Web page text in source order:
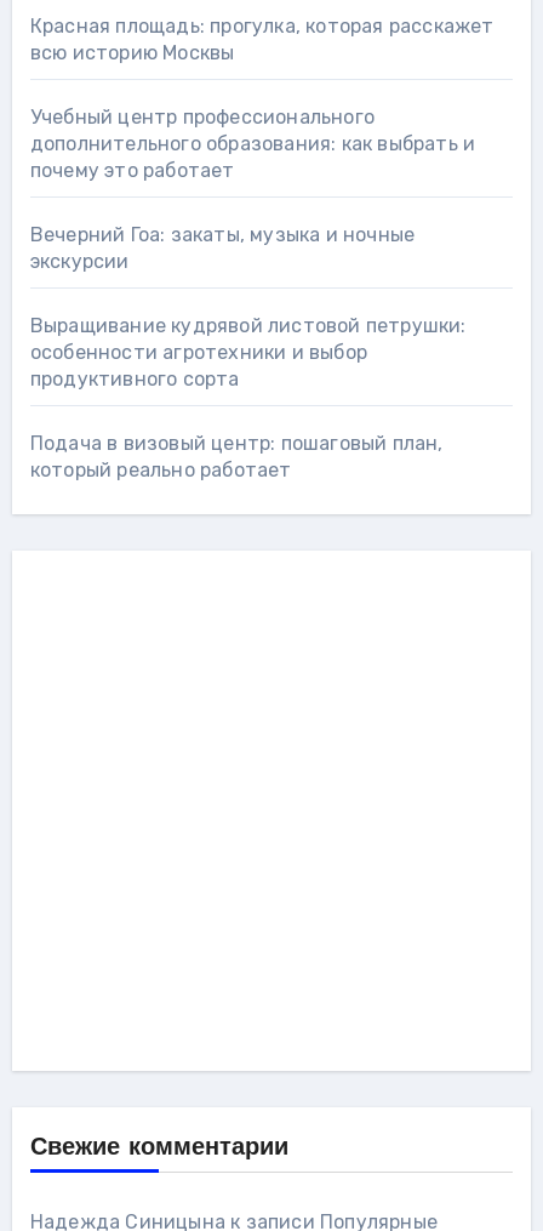
Красная площадь: прогулка, которая расскажет
всю историю Москвы
Учебный центр профессионального
дополнительного образования: как выбрать и
почему это работает
Вечерний Гоа: закаты, музыка и ночные
экскурсии
Выращивание кудрявой листовой петрушки:
особенности агротехники и выбор
продуктивного сорта
Подача в визовый центр: пошаговый план,
который реально работает
Свежие комментарии
Надежда Синицына к записи Популярные